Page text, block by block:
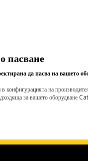
пасване
да пасва на вашето
конфигурацията на
за вашето оборудване